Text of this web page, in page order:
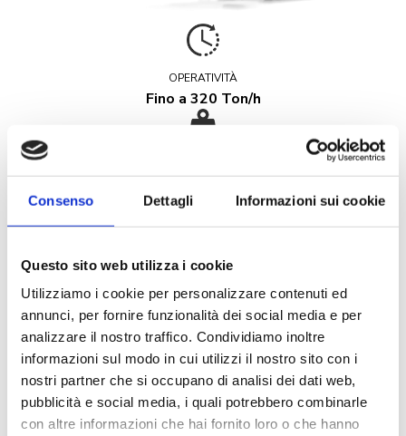
Consenso Dettagli Informazioni sui cookie
Questo sito web utilizza i cookie
Utilizziamo i cookie per personalizzare contenuti ed
annunci, per fornire funzionalità dei social media e per
analizzare il nostro traffico. Condividiamo inoltre
informazioni sul modo in cui utilizzi il nostro sito con i
nostri partner che si occupano di analisi dei dati web,
pubblicità e social media, i quali potrebbero combinarle
con altre informazioni che hai fornito loro o che hanno
OPERATIVITÀ
Fino a 320 Ton/h
Apertura alimentazione: 1130×800 mm